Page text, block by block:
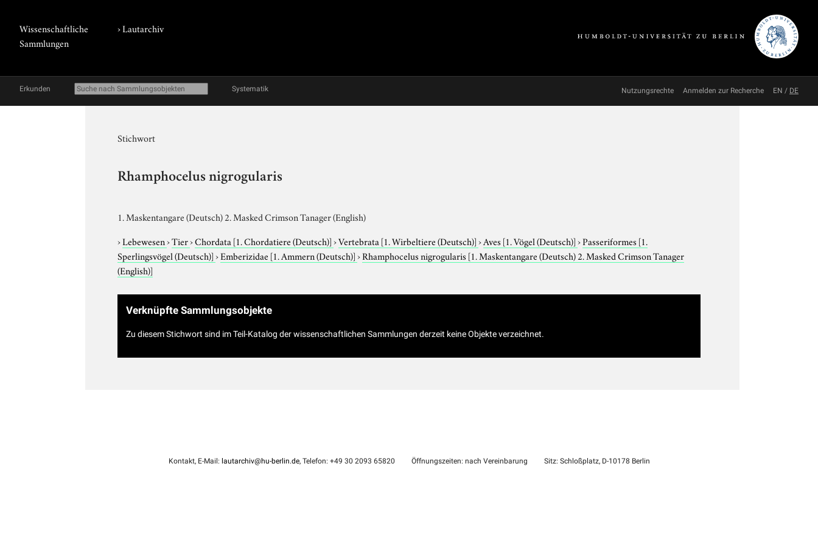
Wissenschaftliche
Sammlungen
›Lautarchiv
Erkunden Systematik Nutzungsrechte Anmelden zur Recherche EN / DE
Stichwort
Rhamphocelus nigrogularis
1. Maskentangare (Deutsch) 2. Masked Crimson Tanager (English)
›Lebewesen›Tier›Chordata [1. Chordatiere (Deutsch)]›Vertebrata [1. Wirbeltiere (Deutsch)]›Aves [1. Vögel (Deutsch)]›Passeriformes [1.
Sperlingsvögel (Deutsch)]›Emberizidae [1. Ammern (Deutsch)]›Rhamphocelus nigrogularis [1. Maskentangare (Deutsch) 2. Masked Crimson Tanager
(English)]
Verknüpfte Sammlungsobjekte
Zu diesem Stichwort sind im Teil-Katalog der wissenschaftlichen Sammlungen derzeit keine Objekte verzeichnet.
Kontakt, E-Mail: lautarchiv@hu-berlin.de, Telefon: +49 30 2093 65820 Öffnungszeiten: nach Vereinbarung Sitz: Schloßplatz, D-10178 Berlin